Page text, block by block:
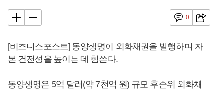
0
[비즈니스포스트] 동양생명이 외화채권을 발행하며 자
본 건전성을 높이는 데 힘쓴다.
동양생명은 5억 달러(약 7천억 원) 규모 후순위 외화채